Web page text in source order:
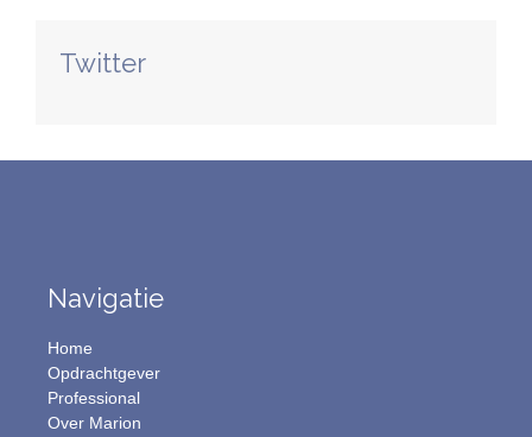
Twitter
Navigatie
Home
Opdrachtgever
Professional
Over Marion